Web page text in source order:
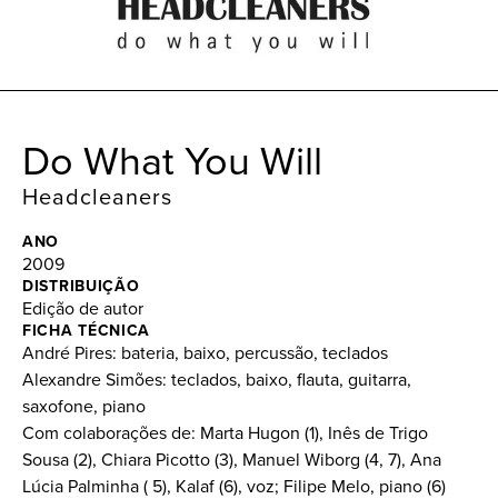
Do What You Will
Headcleaners
ANO
2009
DISTRIBUIÇÃO
Edição de autor
FICHA TÉCNICA
André Pires: bateria, baixo, percussão, teclados
Alexandre Simões: teclados, baixo, flauta, guitarra,
saxofone, piano
Com colaborações de: Marta Hugon (1), Inês de Trigo
Sousa (2), Chiara Picotto (3), Manuel Wiborg (4, 7), Ana
Lúcia Palminha ( 5), Kalaf (6), voz; Filipe Melo, piano (6)